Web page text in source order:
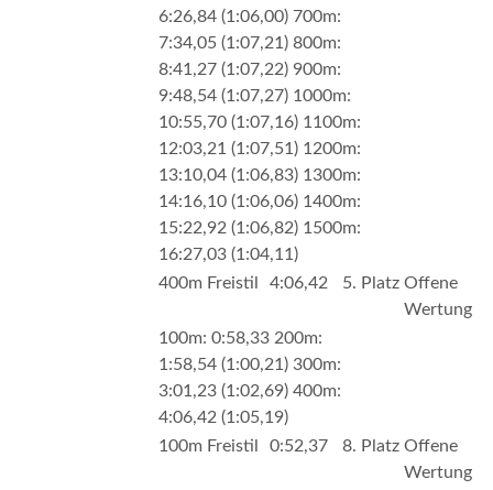
6:26,84 (1:06,00) 700m:
7:34,05 (1:07,21) 800m:
8:41,27 (1:07,22) 900m:
9:48,54 (1:07,27) 1000m:
10:55,70 (1:07,16) 1100m:
12:03,21 (1:07,51) 1200m:
13:10,04 (1:06,83) 1300m:
14:16,10 (1:06,06) 1400m:
15:22,92 (1:06,82) 1500m:
16:27,03 (1:04,11)
400m Freistil
4:06,42 5. Platz Offene
Wertung
100m: 0:58,33 200m:
1:58,54 (1:00,21) 300m:
3:01,23 (1:02,69) 400m:
4:06,42 (1:05,19)
100m Freistil
0:52,37 8. Platz Offene
Wertung